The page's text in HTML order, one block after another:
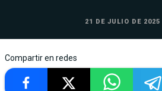
21 DE JULIO DE 2025
Compartir en redes